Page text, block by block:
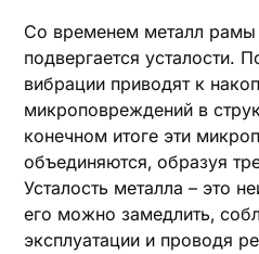
Со временем металл рамы
подвергается усталости.
вибрации приводят к
микроповреждений в
конечном итоге эти
объединяются‚ образуя
Усталость металла – это
его можно замедлить‚
эксплуатации и проводя